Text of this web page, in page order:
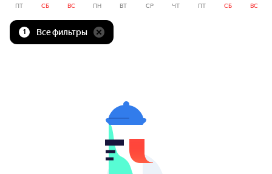
ПТ СБ ВС ПН ВТ СР ЧТ ПТ СБ ВС
1 Все фильтры